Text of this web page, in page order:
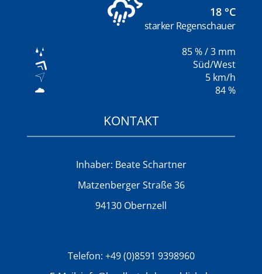
18 °C
starker Regenschauer
85%/ 3 mm
Süd/West
5 km/h
84 %
KONTAKT
Inhaber: Beate Schartner
Matzenberger Straße 36
94130 Obernzell
Telefon: +49 (0)8591 9398960